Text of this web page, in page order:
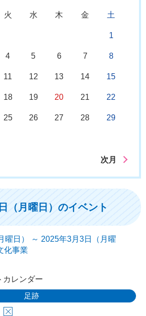
火 水 木 金 土
1
4 5 6 7 8
11 12 13 14 15
18 19 20 21 22
25 26 27 28 29
次月
（月曜日）のイベント
曜日） ～ 2025年3月3日（月曜
化事業
レンダー
足跡